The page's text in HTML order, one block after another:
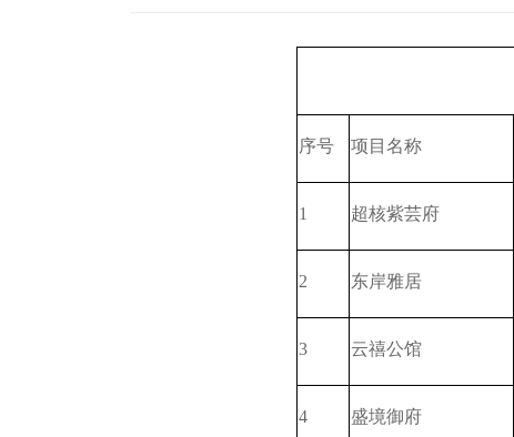
序号 项目名称
1 超核紫芸府
2 东岸雅居
3 云禧公馆
4 盛境御府